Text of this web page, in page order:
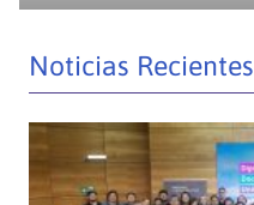
Noticias Recientes